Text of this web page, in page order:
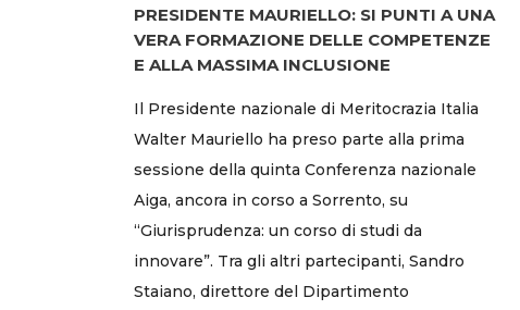
PRESIDENTE MAURIELLO: SI PUNTI A UNA
VERA FORMAZIONE DELLE COMPETENZE
E ALLA MASSIMA INCLUSIONE
Il Presidente nazionale di Meritocrazia Italia
Walter Mauriello ha preso parte alla prima
sessione della quinta Conferenza nazionale
Aiga, ancora in corso a Sorrento, su
“Giurisprudenza: un corso di studi da
innovare”. Tra gli altri partecipanti, Sandro
Staiano, direttore del Dipartimento